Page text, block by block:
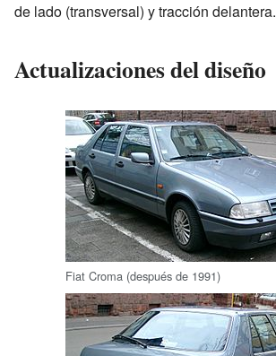
de lado (transversal) y tracción delantera.
Actualizaciones del diseño
Fiat Croma (después de 1991)